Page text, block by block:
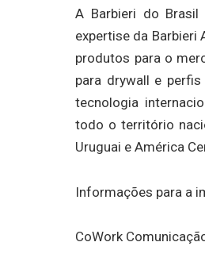
A Barbieri do
expertise da Barbieri
produtos para o
para drywall e
tecnologia
todo o território
Uruguai e América
Informações para a
CoWork